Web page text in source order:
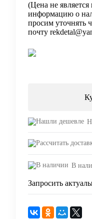
(Цена не
информацию о
просим уточнять
почту
В
Запросить